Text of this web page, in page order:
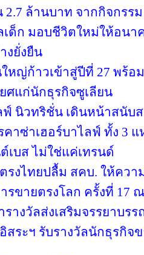
2.7 ล้านบาท จากกิจกรร
เด็ก มอบชีวิตใหม่ให้อน
งยั่งยืน
ใหญ่ก้าวเข้าสู่ปีที่ 27 พร้
ศแก่นักธุรกิจซูเลียน
ฟ์ นิวทริชั่น เดินหน้าสนับ
าซ่าเฮอร์บาไลฟ์ ทั้ง 3 แ
บส ไม่ใช่แค่เทรนด์
รงไทยปลื้ม สคบ. ให้คว
ขายตรงโลก ครั้งที่ 17
รางวัลส่งเสริมจรรยาบร
ระฯ รับรางวัลนักธุรกิจข